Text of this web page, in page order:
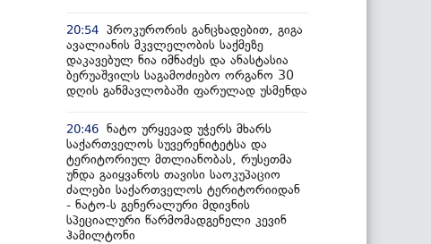
20:54 პროკურორის განცხადებით, გიგა
ავალიანის მკვლელობის საქმეზე
დაკავებულ ნია იმნაძეს და ანასტასია
ბერუაშვილს საგამოძიებო ორგანო 30
დღის განმავლობაში ფარულად უსმენდა
20:46 ნატო ურყევად უჭერს მხარს
საქართველოს სუვერენიტეტსა და
ტერიტორიულ მთლიანობას, რუსეთმა
უნდა გაიყვანოს თავისი საოკუპაციო
ძალები საქართველოს ტერიტორიიდან
- ნატო-ს გენერალური მდივნის
სპეციალური წარმომადგენელი კევინ
ჰამილტონი